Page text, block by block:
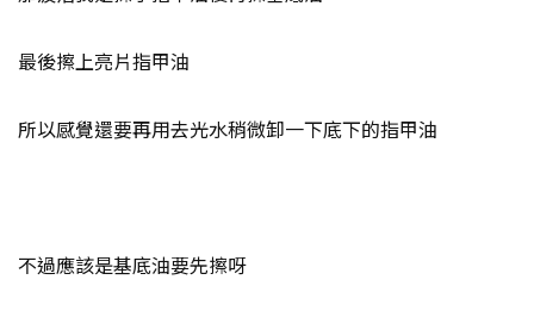
最後擦上亮片指甲油
所以感覺還要再用去光水稍微卸一下底下的指甲油
不過應該是基底油要先擦呀